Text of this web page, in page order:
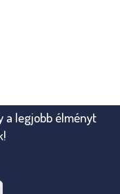
jog fenntartva.
a legjobb élményt